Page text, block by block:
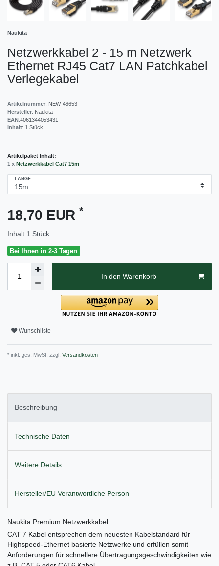
Naukita
Netzwerkkabel 2 - 15 m Netzwerk
Ethernet RJ45 Cat7 LAN Patchkabel
Verlegekabel
Artikelnummer: NEW-46653
Hersteller: Naukita
EAN:4061344053431
Inhalt: 1 Stück
Artikelpaket Inhalt:
1 x Netzwerkkabel Cat7 15m
LÄNGE
18,70 EUR *
Inhalt 1 Stück
Bei Ihnen in 2-3 Tagen
In den Warenkorb
Wunschliste
* inkl. ges. MwSt. zzgl. Versandkosten
Beschreibung
Technische Daten
Weitere Details
Hersteller/EU Verantwortliche Person
Naukita Premium Netzwerkkabel
CAT 7 Kabel entsprechen dem neuesten Kabelstandard für
Highspeed-Ethernet basierte Netzwerke und erfüllen somit
Anforderungen für schnellere Übertragungsgeschwindigkeiten wie